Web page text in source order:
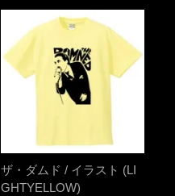
ザ・ダムド / イラスト (LI
GHTYELLOW)